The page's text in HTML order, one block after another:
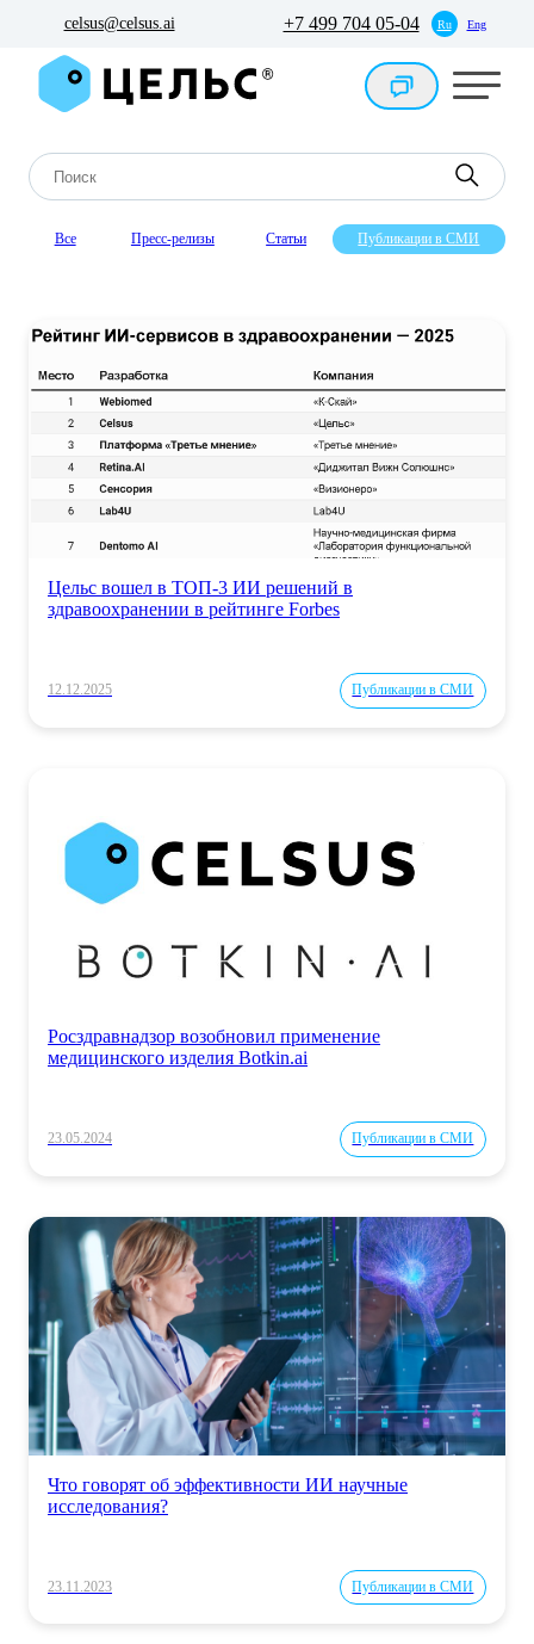
+7 499 704 05-04 Ru Eng
celsus@celsus.ai
Все Пресс-релизы Статьи Публикации в СМИ
Цельс вошел в ТОП-3 ИИ решений в
здравоохранении в рейтинге Forbes
12.12.2025 Публикации в СМИ
Росздравнадзор возобновил применение
медицинского изделия Botkin.ai
23.05.2024 Публикации в СМИ
Что говорят об эффективности ИИ научные
исследования?
23.11.2023 Публикации в СМИ